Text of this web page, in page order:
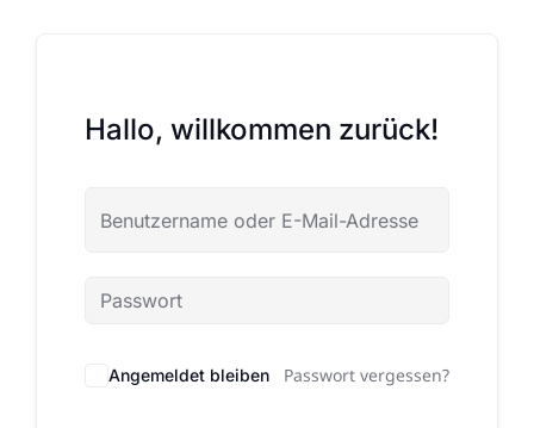
Hallo, willkommen zurück!
Angemeldet bleiben Passwort vergessen?